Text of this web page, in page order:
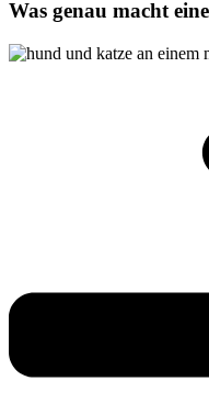
Was genau macht